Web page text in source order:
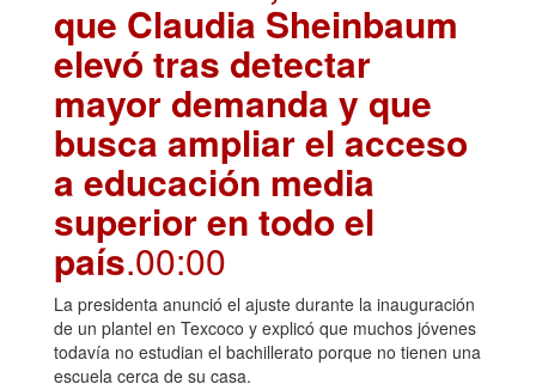
que Claudia Sheinbaum
elevó tras detectar
mayor demanda y que
busca ampliar el acceso
a educación media
superior en todo el
país.00:00
La presidenta anunció el ajuste durante la inauguración
de un plantel en Texcoco y explicó que muchos jóvenes
todavía no estudian el bachillerato porque no tienen una
escuela cerca de su casa.